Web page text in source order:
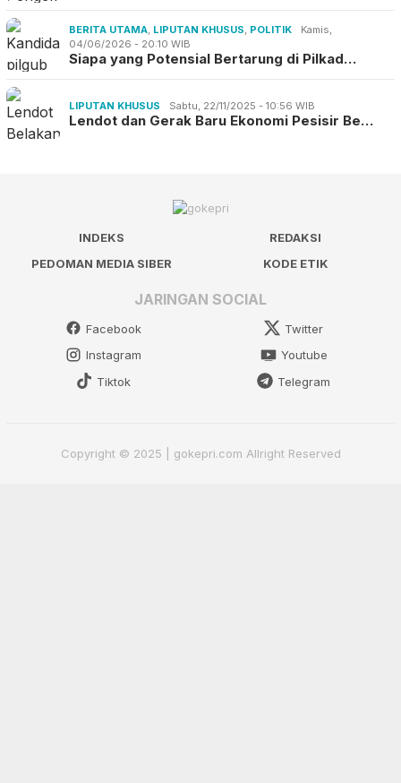
BERITA UTAMA, LIPUTAN KHUSUS, POLITIK
Kamis,
04/06/2026 - 20:10 WIB
Siapa yang Potensial Bertarung di Pilkad…
LIPUTAN KHUSUS Sabtu, 22/11/2025 - 10:56 WIB
Lendot dan Gerak Baru Ekonomi Pesisir Be…
INDEKS
REDAKSI
PEDOMAN MEDIA SIBER
KODE ETIK
JARINGAN SOCIAL
Facebook
Twitter
Instagram
Youtube
Tiktok
Telegram
Copyright © 2025 | gokepri.com Allright Reserved